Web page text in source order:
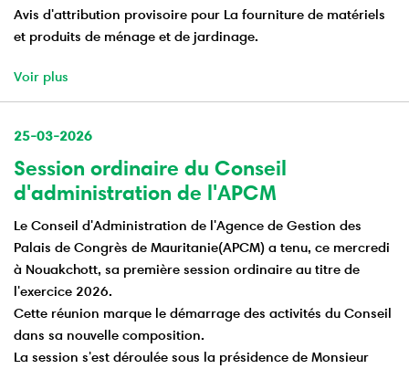
Avis d'attribution provisoire pour La fourniture de matériels
et produits de ménage et de jardinage.
Voir plus
25-03-2026
Session ordinaire du Conseil
d'administration de l'APCM
Le Conseil d'Administration de l'Agence de Gestion des
Palais de Congrès de Mauritanie(APCM) a tenu, ce mercredi
à Nouakchott, sa première session ordinaire au titre de
l'exercice 2026.
Cette réunion marque le démarrage des activités du Conseil
dans sa nouvelle composition.
La session s'est déroulée sous la présidence de Monsieur